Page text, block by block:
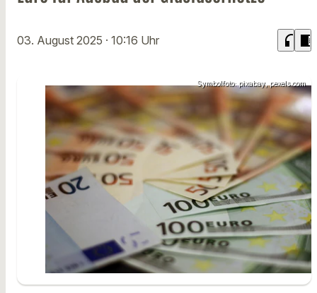
03. August 2025 · 10:16 Uhr headphones chrome_reader_mode
Symbolfoto: pixabay, pexels.com